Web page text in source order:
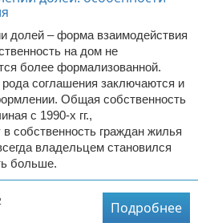
долей – форма взаимодействия
на дом не
более формализованной.
соглашения заключаются и
Общая собственность
с 1990-х гг.,
собственность граждан жилья
владельцем становился
больше.
Подробнее